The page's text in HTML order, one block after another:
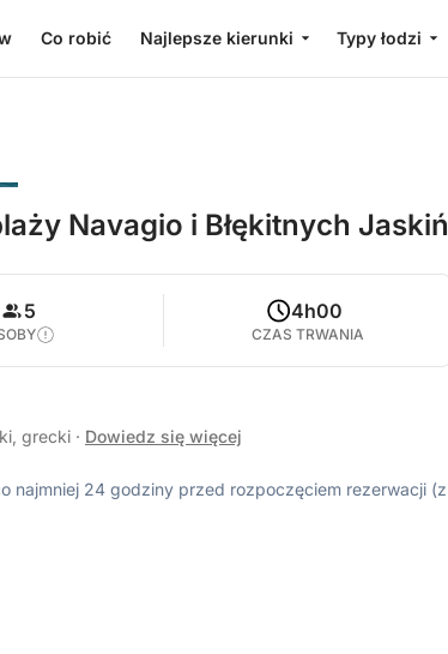
Co robić Najlepsze kierunki Typy łodzi
Navagio i Błękitnych Jaskiń
5 4h00
CZAS TRWANIA
grecki · Dowiedz się więcej
najmniej 24 godziny przed rozpoczęciem rezerwacji (z